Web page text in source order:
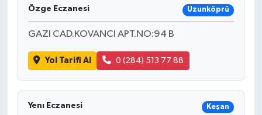
Özge Eczanesi Uzunköprü
GAZI CAD.KOVANCI APT.NO:94 B
Yol Tarifi Al 0 (284) 513 77 88
Yenı Eczanesi Keşan